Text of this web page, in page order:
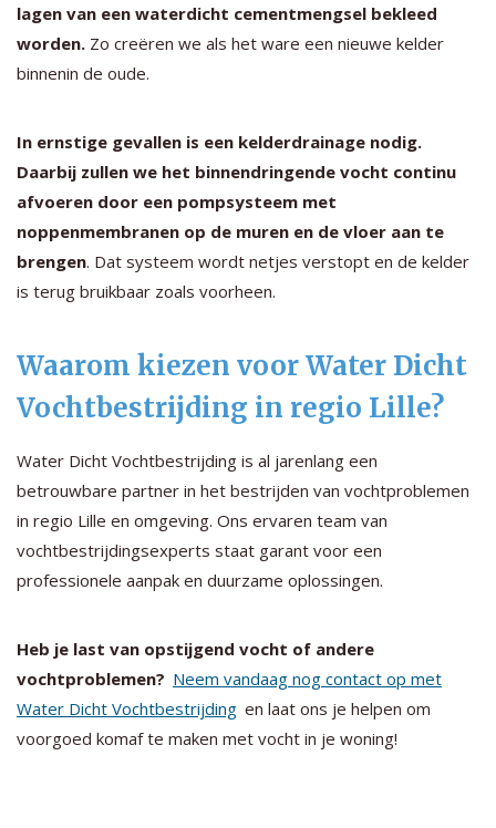
lagen van een waterdicht cementmengsel bekleed
worden. Zo creëren we als het ware een nieuwe kelder
binnenin de oude.
In ernstige gevallen is een kelderdrainage nodig.
Daarbij zullen we het binnendringende vocht continu
afvoeren door een pompsysteem met
noppenmembranen op de muren en de vloer aan te
brengen. Dat systeem wordt netjes verstopt en de kelder
is terug bruikbaar zoals voorheen.
Waarom kiezen voor Water Dicht
Vochtbestrijding in regio Lille?
Water Dicht Vochtbestrijding is al jarenlang een
betrouwbare partner in het bestrijden van vochtproblemen
in regio Lille en omgeving. Ons ervaren team van
vochtbestrijdingsexperts staat garant voor een
professionele aanpak en duurzame oplossingen.
Heb je last van opstijgend vocht of andere
vochtproblemen? Neem vandaag nog contact op met
Water Dicht Vochtbestrijding en laat ons je helpen om
voorgoed komaf te maken met vocht in je woning!